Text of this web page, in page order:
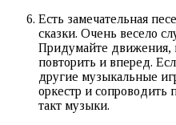
Есть замечательная
сказки. Очень весело
Придумайте движения,
повторить и вперед.
другие музыкальные
оркестр и
такт музыки.